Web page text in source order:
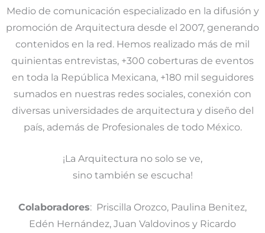
Medio de comunicación especializado en la difusión y
promoción de Arquitectura desde el 2007, generando
contenidos en la red. Hemos realizado más de mil
quinientas entrevistas, +300 coberturas de eventos
en toda la República Mexicana, +180 mil seguidores
sumados en nuestras redes sociales, conexión con
diversas universidades de arquitectura y diseño del
país, además de Profesionales de todo México.
¡La Arquitectura no solo se ve,
sino también se escucha!
Colaboradores: Priscilla Orozco, Paulina Benitez,
Edén Hernández, Juan Valdovinos y Ricardo